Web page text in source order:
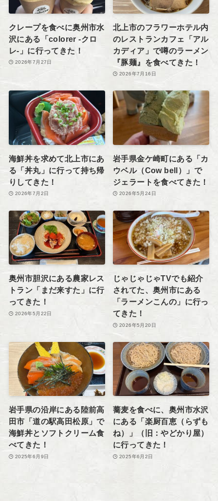
クレープを食べに奥州市水
沢にある「colorer -クロ
レ-」に行ってきた！
2026年7月27日
北上市のフラワーホテル内
のレストランカフェ「アル
カディア」で噂のラーメン
『豚麺』を食べてきた！
2026年7月16日
海鮮丼を求めて北上市にあ
る「丼丸」に行って持ち帰
りしてきた！
2026年7月2日
岩手県金ケ崎町にある「カ
ウベル（Cow bell）」で
ジェラートを食べてきた！
2026年5月24日
奥州市胆沢にある農家レス
トラン「まだ来すた」に行
ってきた！
2026年5月22日
じゃじゃじゃTVでも紹介
されてた、奥州市にある
「ラーメンこんの」に行っ
てきた！
2026年5月20日
岩手県の沿岸にある陸前高
田市「道の駅高田松原」で
海鮮丼とソフトクリーム食
べてきた！
2025年6月9日
蕎麦を食べに、奥州市水沢
にある「楽厨百恵（らずも
ね）」（旧：やどかり屋）
に行ってきた！
2025年6月2日